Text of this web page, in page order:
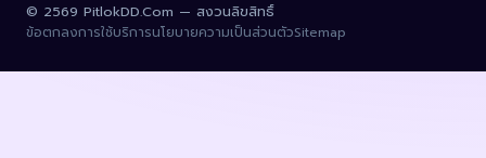
© 2569 PitlokDD.Com — สงวนลิขสิทธิ์
ข้อตกลงการใช้บริการนโยบายความเป็นส่วนตัวSitemap